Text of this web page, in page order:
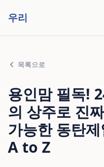
우리
목록으로
용인맘 필독!
의 상주로 진
가능한 동탄
A to Z